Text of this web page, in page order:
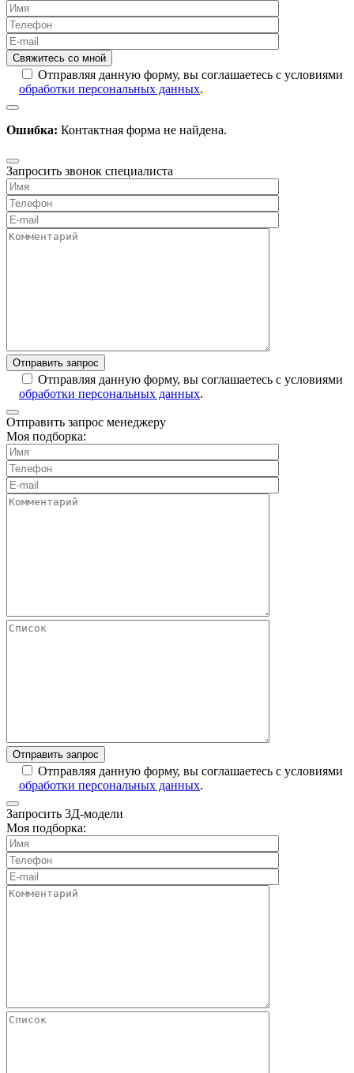
Отправляя данную форму, вы соглашаетесь с условиями
обработки персональных данных.
Ошибка: Контактная форма не найдена.
Запросить звонок специалиста
Отправляя данную форму, вы соглашаетесь с условиями
обработки персональных данных.
Отправить запрос менеджеру
Моя подборка:
Отправляя данную форму, вы соглашаетесь с условиями
обработки персональных данных.
Запросить 3Д-модели
Моя подборка: